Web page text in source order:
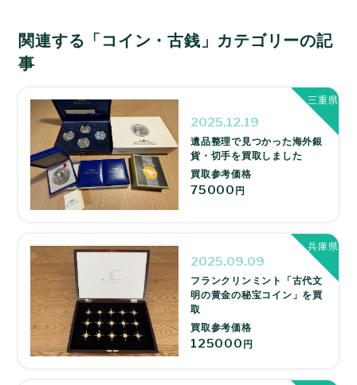
関連する「コイン・古銭」カテゴリーの記
事
2025.12.19
遺品整理で見つかった海外銀
貨・切手を買取しました
買取参考価格
75000 円
三重県
2025.09.09
フランクリンミント「古代文
明の黄金の秘宝コイン」を買
取
買取参考価格
125000 円
兵庫県